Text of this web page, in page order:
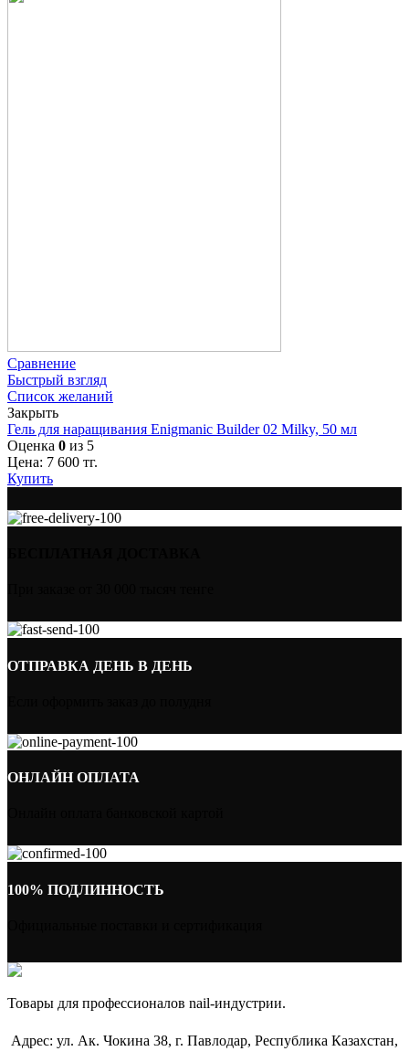
Сравнение
Быстрый взгляд
Список желаний
Закрыть
Гель для наращивания Enigmanic Builder 02 Milky, 50 мл
Оценка 0 из 5
Цена: 7 600 тг.
Купить
ОТПРАВКА ДЕНЬ В ДЕНЬ
ОНЛАЙН ОПЛАТА
100% ПОДЛИННОСТЬ
Товары для профессионалов nail-индустрии.
Адрес: ул. Ак. Чокина 38, г. Павлодар, Республика Казахстан,